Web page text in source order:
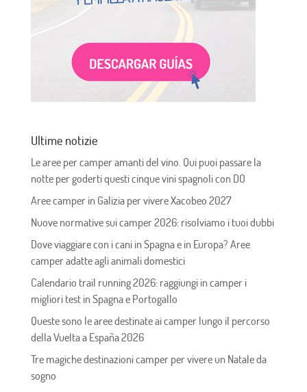
Ultime notizie
Le aree per camper amanti del vino. Qui puoi passare la
notte per goderti questi cinque vini spagnoli con DO
Aree camper in Galizia per vivere Xacobeo 2027
Nuove normative sui camper 2026: risolviamo i tuoi dubbi
Dove viaggiare con i cani in Spagna e in Europa? Aree
camper adatte agli animali domestici
Calendario trail running 2026: raggiungi in camper i
migliori test in Spagna e Portogallo
Queste sono le aree destinate ai camper lungo il percorso
della Vuelta a España 2026
Tre magiche destinazioni camper per vivere un Natale da
sogno